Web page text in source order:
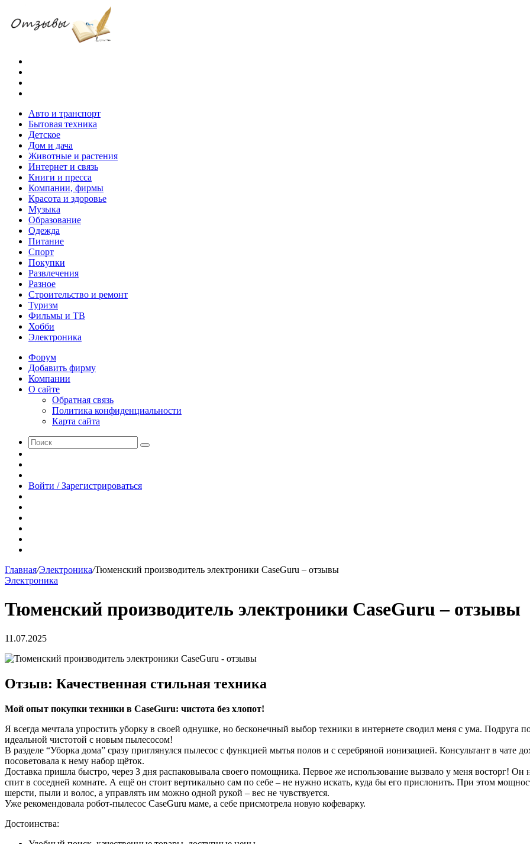
Авто и транспорт
Бытовая техника
Детское
Дом и дача
Животные и растения
Интернет и связь
Книги и пресса
Компании, фирмы
Красота и здоровье
Музыка
Образование
Одежда
Питание
Спорт
Покупки
Развлечения
Разное
Строительство и ремонт
Туризм
Фильмы и ТВ
Хобби
Электроника
Форум
Добавить фирму
Компании
О сайте
Обратная связь
Политика конфиденциальности
Карта сайта
Поиск
статья
Войти / Зарегистрироваться
Главная/Электроника/Тюменский производитель электроники CaseGuru – отзывы
Электроника
Тюменский производитель электроники CaseGuru – отзывы
11.07.2025
Отзыв: Качественная стильная техника
Мой опыт покупки техники в CaseGuru: чистота без хлопот!
Я всегда мечтала упростить уборку в своей однушке, но бесконечный выбор техники в интернете сводил меня с ума. Подруга
идеальной чистотой с новым пылесосом!
В разделе “Уборка дома” сразу приглянулся пылесос с функцией мытья полов и с серебряной ионизацией. Консультант в чате
посоветовала к нему набор щёток.
Доставка пришла быстро, через 3 дня распаковывала своего помощника. Первое же использование вызвало у меня восторг!
спит в соседней комнате. А ещё он стоит вертикально сам по себе – не нужно искать, куда бы его прислонить. При этом
шерсти, пыли и волос, а управлять им можно одной рукой – вес не чувствуется.
Уже рекомендовала робот-пылесос CaseGuru маме, а себе присмотрела новую кофеварку.
Достоинства: